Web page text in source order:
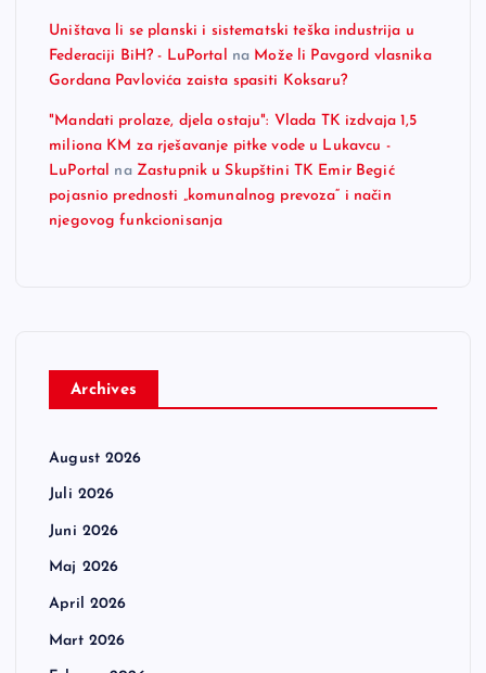
Uništava li se planski i sistematski teška industrija u
Federaciji BiH? - LuPortal
na Može li Pavgord vlasnika
Gordana Pavlovića zaista spasiti Koksaru?
"Mandati prolaze, djela ostaju": Vlada TK izdvaja 1,5
miliona KM za rješavanje pitke vode u Lukavcu -
LuPortal na Zastupnik u Skupštini TK Emir Begić
pojasnio prednosti „komunalnog prevoza“ i način
njegovog funkcionisanja
Archives
August 2026
Juli 2026
Juni 2026
Maj 2026
April 2026
Mart 2026